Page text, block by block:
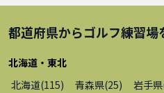
都道府県からゴルフ練習場
北海道・東北
北海道(115) 青森県(25) 岩手県